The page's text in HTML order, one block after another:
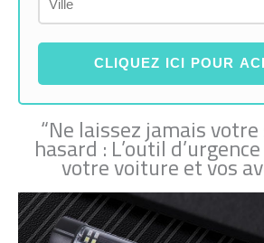
CLIQUEZ ICI POUR
“Ne laissez jamais
hasard : L’outil
votre voiture et vos